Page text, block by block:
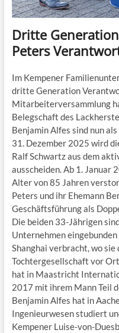
Dritte
Peters
Im Kempener
dritte Generation
Mitarbeiterversammlung
Belegschaft des
Benjamin Alfes sind nun
31. Dezember 2025 wird
Ralf Schwartz aus dem
ausscheiden. Ab 1. Januar
Alter von 85 Jahren
Peters und ihr Ehemann
Geschäftsführung als
Die beiden 33-Jährigen
Unternehmen
Shanghai verbracht, wo
Tochtergesellschaft vor
hat in Maastricht
2017 mit ihrem Mann Teil
Benjamin Alfes hat in
Ingenieurwesen studiert
Kempener Luise-von-